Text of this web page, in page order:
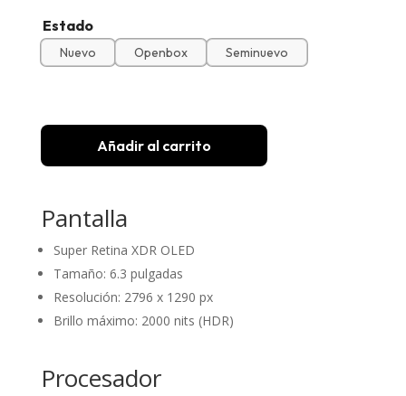
Estado
Nuevo Openbox Seminuevo
Añadir al carrito
Pantalla
Super Retina XDR OLED
Tamaño: 6.3 pulgadas
Resolución: 2796 x 1290 px
Brillo máximo: 2000 nits (HDR)
Procesador